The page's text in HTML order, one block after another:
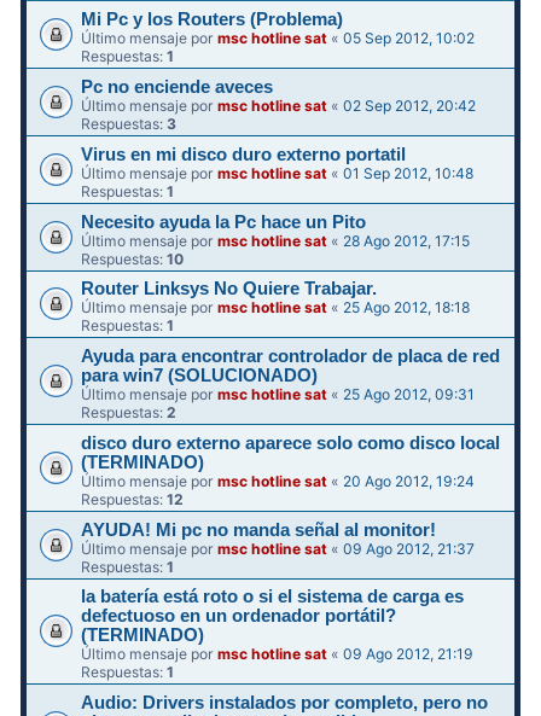
Mi Pc y los Routers (Problema)
Último mensaje pormsc hotline sat «05 Sep 2012, 10:02
Respuestas:1
Pc no enciende aveces
Último mensaje pormsc hotline sat «02 Sep 2012, 20:42
Respuestas: 3
Virus en mi disco duro externo portatil
Último mensaje pormsc hotline sat «01 Sep 2012, 10:48
Respuestas:1
Necesito ayuda la Pc hace un Pito
Último mensaje pormsc hotline sat « 28 Ago 2012, 17:15
Respuestas:10
Router Linksys No Quiere Trabajar.
Último mensaje pormsc hotline sat « 25 Ago 2012, 18:18
Respuestas:1
Ayuda para encontrar controlador de placa de red
para win7 (SOLUCIONADO)
Último mensaje pormsc hotline sat « 25 Ago 2012, 09:31
Respuestas:2
disco duro externo aparece solo como disco local
(TERMINADO)
Último mensaje pormsc hotline sat « 20 Ago 2012, 19:24
Respuestas:12
AYUDA! Mi pc no manda señal al monitor!
Último mensaje pormsc hotline sat «09 Ago 2012, 21:37
Respuestas:1
la batería está roto o si el sistema de carga es
defectuoso en un ordenador portátil?
(TERMINADO)
Último mensaje pormsc hotline sat «09 Ago 2012, 21:19
Respuestas:1
Audio: Drivers instalados por completo, pero no